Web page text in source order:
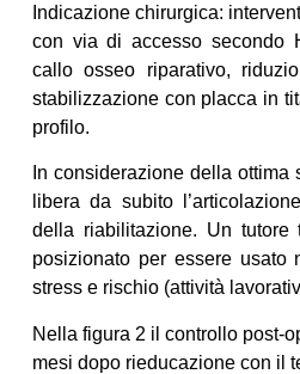
Indicazione chirurgica:
con via di accesso secondo
callo osseo riparativo,
stabilizzazione con placca in
profilo.
In considerazione della
libera da subito
della riabilitazione. Un tutore
posizionato per essere usato
stress e rischio (attività
Nella figura 2 il controllo post-
mesi dopo rieducazione con il